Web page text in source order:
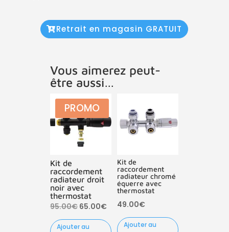
Retrait en magasin GRATUIT
Vous aimerez peut-
être aussi…
PROMO
Kit de
raccordement
radiateur droit
noir avec
thermostat
95.00€ Le
prix
65.00€Le
prix
Ajouter au
Kit de
raccordement
radiateur chromé
équerre avec
thermostat
49.00€
Ajouter au